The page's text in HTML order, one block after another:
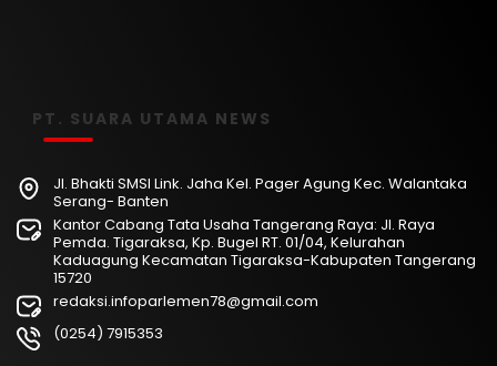
PT. SUARA UTAMA NEWS
Jl. Bhakti SMSI Link. Jaha Kel. Pager Agung Kec. Walantaka
Serang- Banten
Kantor Cabang Tata Usaha Tangerang Raya: Jl. Raya
Pemda. Tigaraksa, Kp. Bugel RT. 01/04, Kelurahan
Kaduagung Kecamatan Tigaraksa-Kabupaten Tangerang
15720
redaksi.infoparlemen78@gmail.com
(0254) 7915353